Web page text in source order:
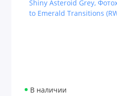
В наличии